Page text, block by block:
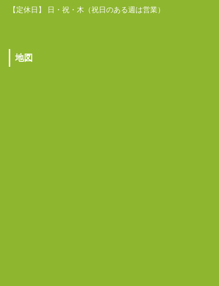
【定休日】 日・祝・木（祝日のある週は営業）
地図